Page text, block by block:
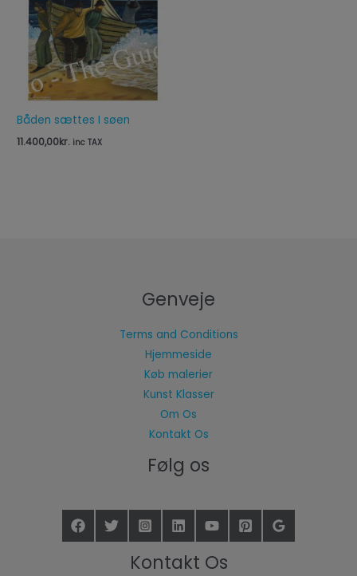
Båden sættes I søen
11.400,00kr. inc TAX
Genveje
Terms and Conditions
Hjemmeside
Køb malerier
Kunst Klasser
Om Os
Kontakt Os
Følg os
Kontakt Os